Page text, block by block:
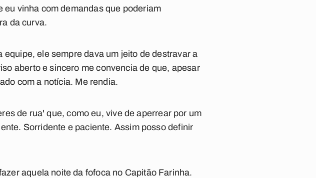
vinha com demandas que poderiam
da curva.
ele sempre dava um jeito de destravar a
aberto e sincero me convencia de que, apesar
com a notícia. Me rendia.
de rua' que, como eu, vive de aperrear por um
Sorridente e paciente. Assim posso definir
aquela noite da fofoca no Capitão Farinha.